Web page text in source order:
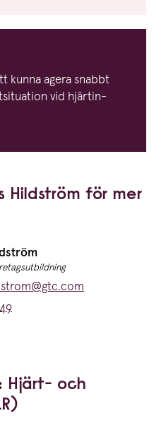
kunna agera snabbt
vid hjärtin­
Hildström för mer
Hjärt- och